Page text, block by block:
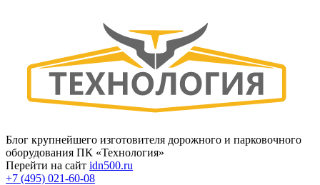
Блог крупнейшего изготовителя дорожного и парковочного
оборудования ПК «Технология»
Перейти на сайт idn500.ru
+7 (495) 021-60-08